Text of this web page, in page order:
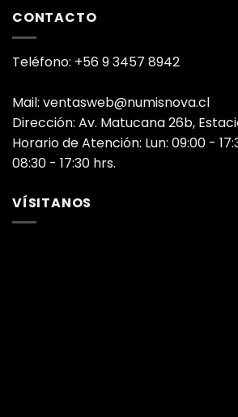
CONTACTO
Teléfono: +56 9 3457 8942
Mail: ventasweb@numisnova.cl
Dirección: Av. Matucana 26b,
Horario de Atención: Lun: 09:00 -
08:30 - 17:30 hrs.
VÍSITANOS